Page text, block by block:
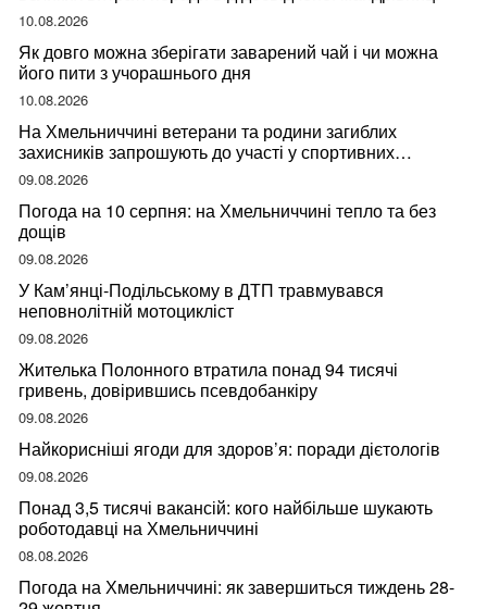
10.08.2026
Як довго можна зберігати заварений чай і чи можна
його пити з учорашнього дня
10.08.2026
На Хмельниччині ветерани та родини загиблих
захисників запрошують до участі у спортивних
змаганнях
09.08.2026
Погода на 10 серпня: на Хмельниччині тепло та без
дощів
09.08.2026
У Кам’янці-Подільському в ДТП травмувався
неповнолітній мотоцикліст
09.08.2026
Жителька Полонного втратила понад 94 тисячі
гривень, довірившись псевдобанкіру
09.08.2026
Найкорисніші ягоди для здоров’я: поради дієтологів
09.08.2026
Понад 3,5 тисячі вакансій: кого найбільше шукають
роботодавці на Хмельниччині
08.08.2026
Погода на Хмельниччині: як завершиться тиждень 28-